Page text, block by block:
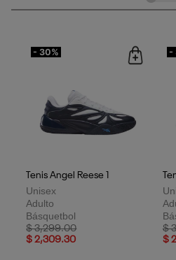
- 30%
Tenis Angel Reese 1
Unisex
Adulto
Básquetbol
Price reduced from
$ 3,299.00to
$ 2,309.30
-
$
$